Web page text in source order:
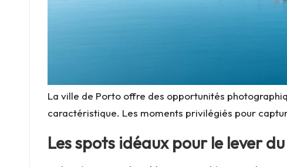
La ville de Porto offre des opportunités
caractéristique. Les moments privilégiés pour
Les spots idéaux pour le lever